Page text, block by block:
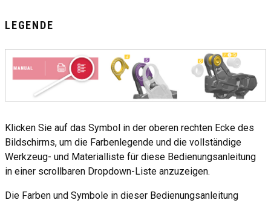
LEGENDE
Klicken Sie auf das Symbol in der oberen rechten Ecke des
Bildschirms, um die Farbenlegende und die vollständige
Werkzeug- und Materialliste für diese Bedienungsanleitung
in einer scrollbaren Dropdown-Liste anzuzeigen.
Die Farben und Symbole in dieser Bedienungsanleitung